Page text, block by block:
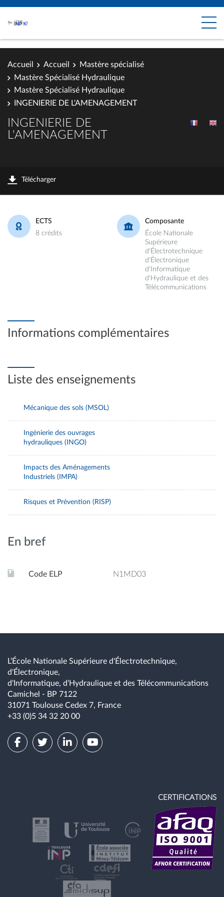
Accueil Accueil
Mastère spécialisé
Mastère Spécialisé Hydraulique
Mastère Spécialisé Hydraulique
INGENIERIE DE L'AMENAGEMENT
INGENIERIE DE
L'AMENAGEMENT
Télécharger
ECTS
8 crédits
Composante
École Nationale
Supérieure
d'Électrotechnique
d'Électronique
d'Informatique
d'Hydraulique et des
Télécommunications
Informations complémentaires
Liste des enseignements
Mécanique des sols (MSOL)
Ingénierie des ouvrages
hydrauliques (INGO)
Impacts des Aménagements
Industriels (IMPA)
Risques et Prévention (RISP)
En bref
Code ELP N1MD03
L’École Nationale Supérieure d'Électrotechnique,
d'Électronique,
d'Informatique, d'Hydraulique et des Télécommunications
Camichel - BP 7122
31071 Toulouse Cedex 7, France
+33 (0)5 34 32 20 00
CERTIFICATIONS